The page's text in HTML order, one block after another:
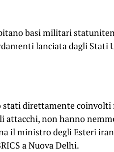
basi militari
lanciata dagli Stati
direttamente coinvolti
attacchi, non hanno
il ministro degli Esteri
a Nuova Delhi.